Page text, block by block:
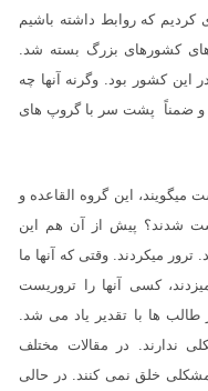
کردیم که روابط داشته باشیم
کشورهای بزرگ بسته شد.
این کشور بود. وگرنه آنها چه
و ضمناً پشت سر با گروپ های
میگویند، این گروه القاعده و
از 11 سپتمبر تروریست شدند؟ پیش از آن هم این
میکردند. وقتی که آنها ما
کسی آنها را تروریست
ها با تقدیر یاد می شد.
ندارند. در مقالات مختلف
خلق نمی کنند. در حالی